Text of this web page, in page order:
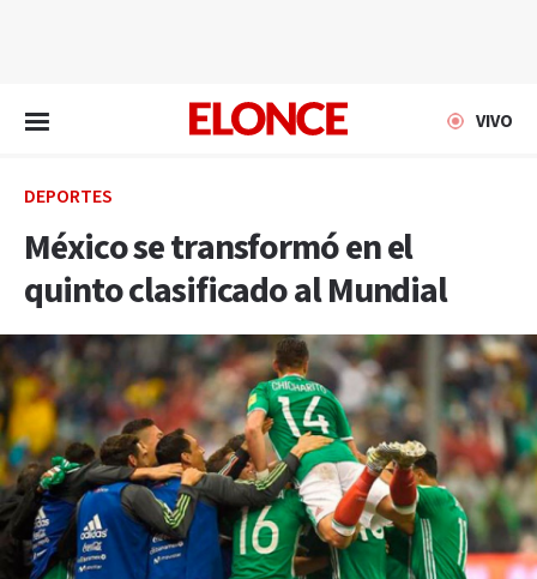
VIVO
DEPORTES
México se transformó en el
quinto clasificado al Mundial